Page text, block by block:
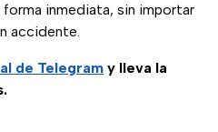
inmediata, sin importar
accidente.
de Telegram y lleva la